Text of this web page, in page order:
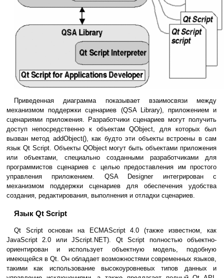
Приведенная диаграмма показывает взаимосвязи между
механизмом поддержки сценариев (QSA Library), приложением и
сценариями приложения. Разработчики сценариев могут получить
доступ непосредственно к объектам QObject, для которых был
вызван метод addObject(), как будто эти объекты встроены в сам
язык Qt Script. Объекты QObject могут быть объектами приложения
или объектами, специально созданными разработчиками для
программистов сценариев с целью предоставления им простого
управления приложением. QSA Designer интегрирован с
механизмом поддержки сценариев для обеспечения удобства
создания, редактирования, выполнения и отладки сценариев.
Язык Qt Script
Qt Script основан на ECMAScript 4.0 (также известном, как
JavaScript 2.0 или JScript.NET). Qt Script полностью объектно-
ориентирован и использует объектную модель, подобную
имеющейся в Qt. Он обладает возможностями современных языков,
такими как использование высокоуровневых типов данных и